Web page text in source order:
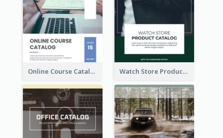
Online Course Catalog Watch Store Product Catalog